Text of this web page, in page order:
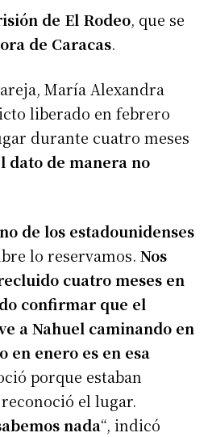
de El Rodeo, que se
de Caracas.
María Alexandra
liberado en febrero
durante cuatro meses
dato de manera no
de los estadounidenses
lo reservamos. Nos
cuatro meses en
confirmar que el
a Nahuel caminando en
en enero es en esa
porque estaban
el lugar.
nada“, indicó